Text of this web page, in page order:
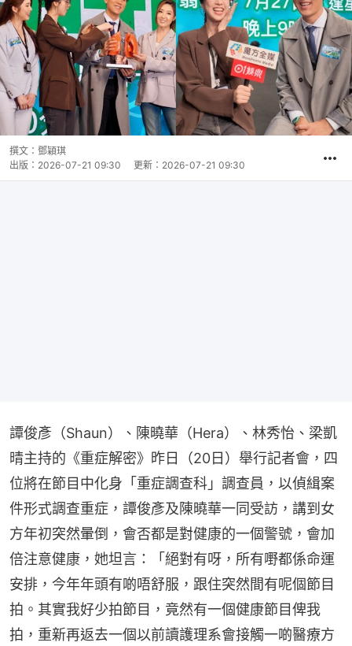
撰文： 鄧穎琪
出版： 2026-07-21 09:30 更新： 2026-07-21 09:30
譚俊彥（Shaun）、陳曉華（Hera）、林秀怡、梁凱
晴主持的《重症解密》昨日（20日）舉行記者會，四
位將在節目中化身「重症調查科」調查員，以偵緝案
件形式調查重症，譚俊彥及陳曉華一同受訪，講到女
方年初突然暈倒，會否都是對健康的一個警號，會加
倍注意健康，她坦言：「絕對有呀，所有嘢都係命運
安排，今年年頭有啲唔舒服，跟住突然間有呢個節目
拍。其實我好少拍節目，竟然有一個健康節目俾我
拍，重新再返去一個以前讀護理系會接觸一啲醫療方